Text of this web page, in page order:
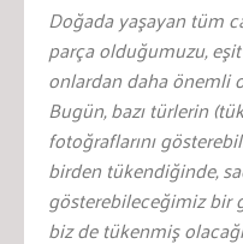
Doğada yaşayan tüm
parça olduğumuzu,
onlardan daha önemli
Bugün, bazı türlerin
fotoğraflarını
birden tükendiğinde,
gösterebileceğimiz bir
biz de tükenmiş